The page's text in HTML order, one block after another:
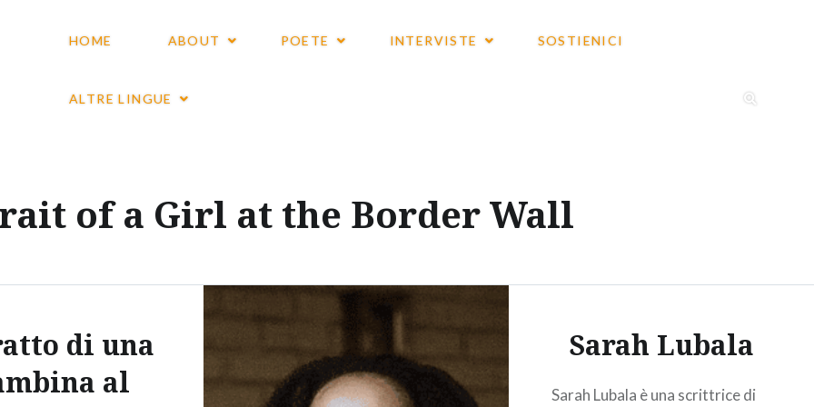
HOME ABOUT POETE INTERVISTE SOSTIENICI
ALTRE LINGUE
of a Girl at the Border Wall
di una
al
Sarah Lubala
Sarah Lubala è una scrittrice di